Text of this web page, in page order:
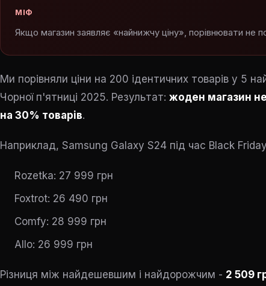
МІФ
Якщо магазин заявляє «найнижчу ціну», порівнювати не
Ми порівняли ціни на 200 ідентичних товарів у 5
Чорної п'ятниці 2025. Результат: жоден магазин
на 30% товарів.
Наприклад, Samsung Galaxy S24 під час Black
Rozetka: 27 999 грн
Foxtrot: 26 490 грн
Comfy: 28 999 грн
Allo: 26 999 грн
Різниця між найдешевшим і найдорожчим - 2 509